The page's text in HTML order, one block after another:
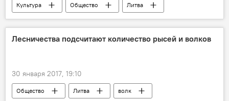
Культура Общество
Литва
Министерство культуры
акция
концерт
Лесничества подсчитают количество рысей и волков
30 января 2017, 19:10
Общество Литва
волк